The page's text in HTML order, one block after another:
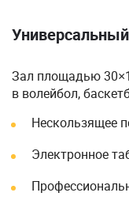
Зал площадью
в волейбол,
Нескользящее
Электронное